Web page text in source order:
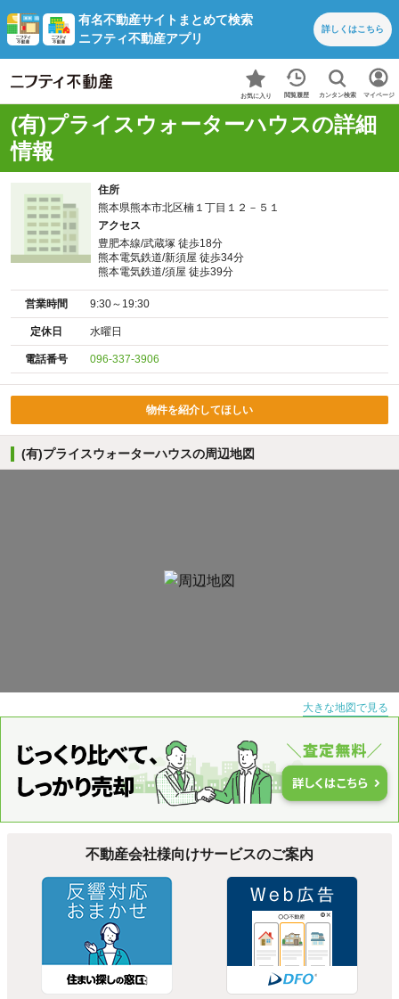
有名不動産サイトまとめて検索
ニフティ不動産アプリ
詳しくはこちら
お気に入り 閲覧履歴 カンタン検索 マイページ
(有)プライスウォーターハウスの詳細
情報
住所
熊本県熊本市北区楠１丁目１２－５１
アクセス
豊肥本線/武蔵塚 徒歩18分
熊本電気鉄道/新須屋 徒歩34分
熊本電気鉄道/須屋 徒歩39分
営業時間 9:30～19:30
定休日 水曜日
電話番号 096-337-3906
物件を紹介してほしい
(有)プライスウォーターハウスの周辺地図
大きな地図で見る
不動産会社様向けサービスのご案内